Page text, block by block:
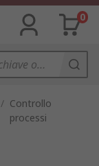
0
/ Controllo
processi